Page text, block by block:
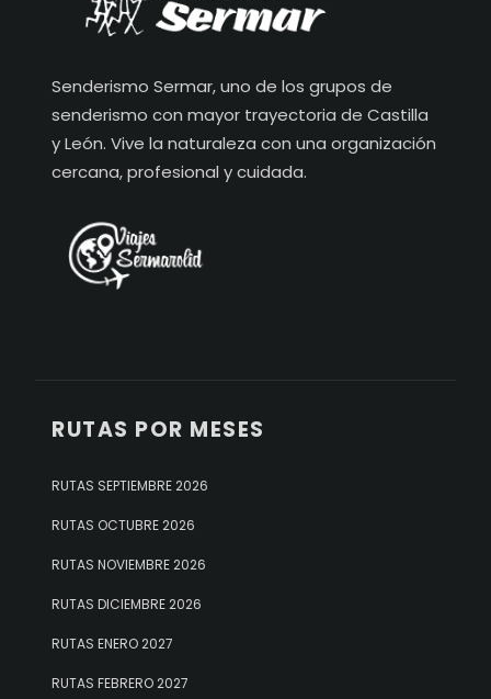
Senderismo Sermar, uno de los grupos de
senderismo con mayor trayectoria de Castilla
y León. Vive la naturaleza con una organización
cercana, profesional y cuidada.
RUTAS POR MESES
RUTAS SEPTIEMBRE 2026
RUTAS OCTUBRE 2026
RUTAS NOVIEMBRE 2026
RUTAS DICIEMBRE 2026
RUTAS ENERO 2027
RUTAS FEBRERO 2027